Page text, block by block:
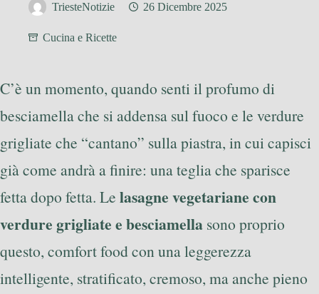
TriesteNotizie 26 Dicembre 2025
Cucina e Ricette
C’è un momento, quando senti il profumo di
besciamella che si addensa sul fuoco e le verdure
grigliate che “cantano” sulla piastra, in cui capisci
già come andrà a finire: una teglia che sparisce
fetta dopo fetta. Le lasagne vegetariane con
verdure grigliate e besciamella sono proprio
questo, comfort food con una leggerezza
intelligente, stratificato, cremoso, ma anche pieno